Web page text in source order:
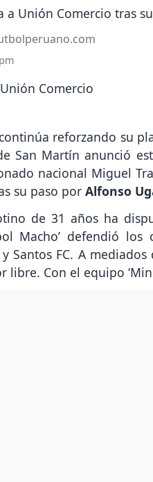
a Unión Comercio tras
continúa reforzando su
San Martín anunció
nacional Miguel
su paso por Alfonso
de 31 años ha
Macho’ defendió
Santos FC. A
libre. Con el equipo